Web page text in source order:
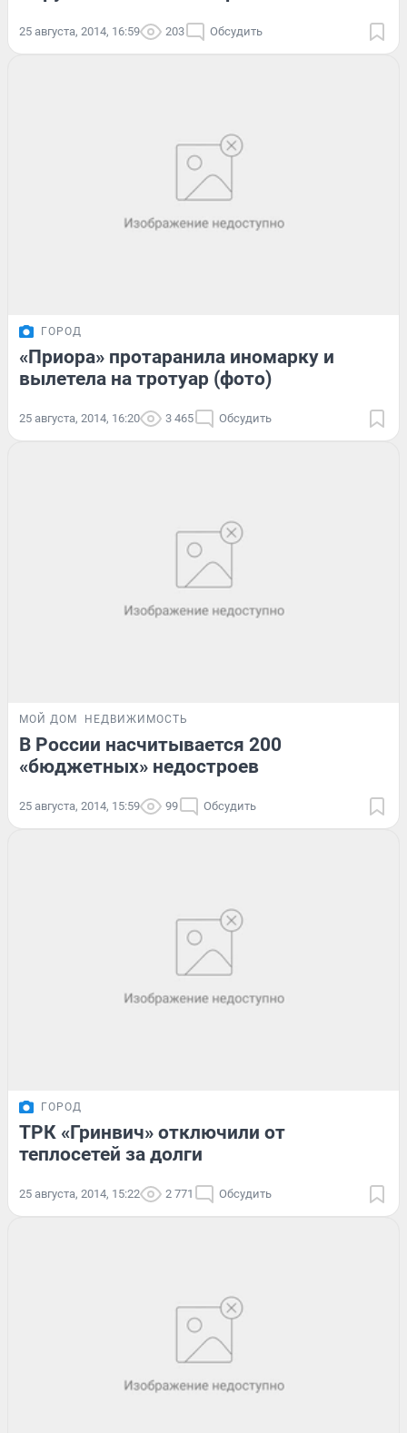
25 августа, 2014, 16:59 203 Обсудить
ГОРОД
«Приора» протаранила иномарку и
вылетела на тротуар (фото)
25 августа, 2014, 16:20 3 465 Обсудить
МОЙ ДОМ НЕДВИЖИМОСТЬ
В России насчитывается 200
«бюджетных» недостроев
25 августа, 2014, 15:59 99 Обсудить
ГОРОД
ТРК «Гринвич» отключили от
теплосетей за долги
25 августа, 2014, 15:22 2 771 Обсудить